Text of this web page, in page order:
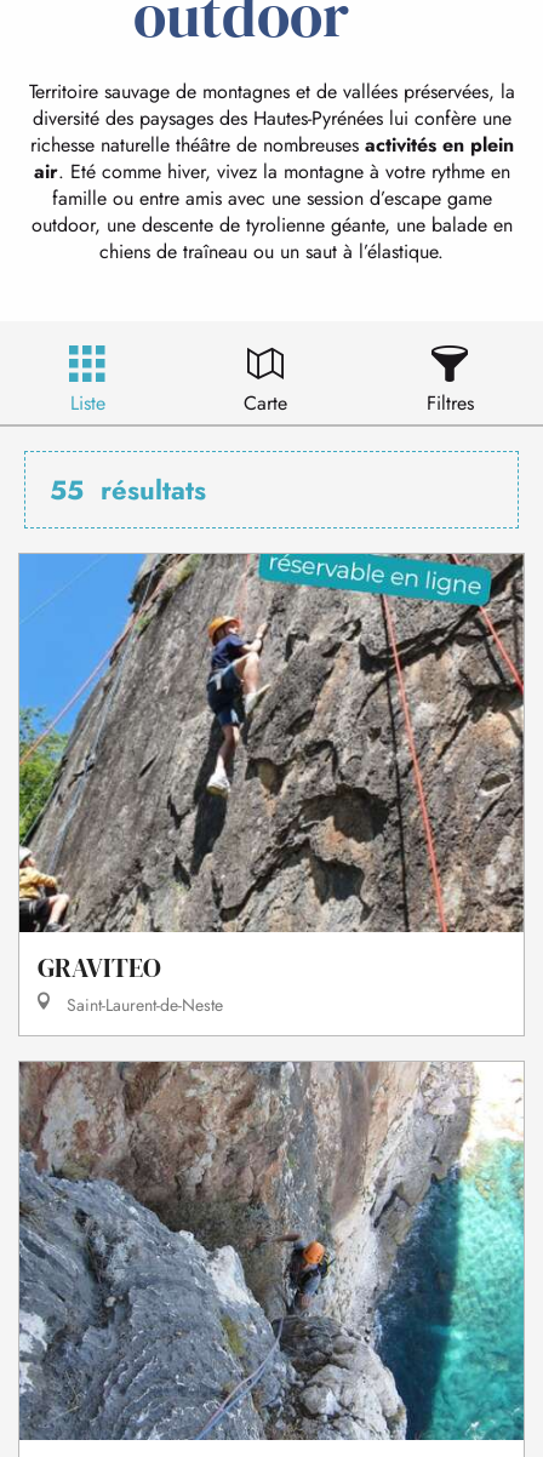
Territoire sauvage de montagnes et de vallées préservées, la
diversité des paysages des Hautes-Pyrénées lui confère une
richesse naturelle théâtre de nombreuses activités en plein
air. Eté comme hiver, vivez la montagne à votre rythme en
famille ou entre amis avec une session d’escape game
outdoor, une descente de tyrolienne géante, une balade en
chiens de traîneau ou un saut à l’élastique.
Liste Carte Filtres
55 résultats
GRAVITEO
Saint-Laurent-de-Neste